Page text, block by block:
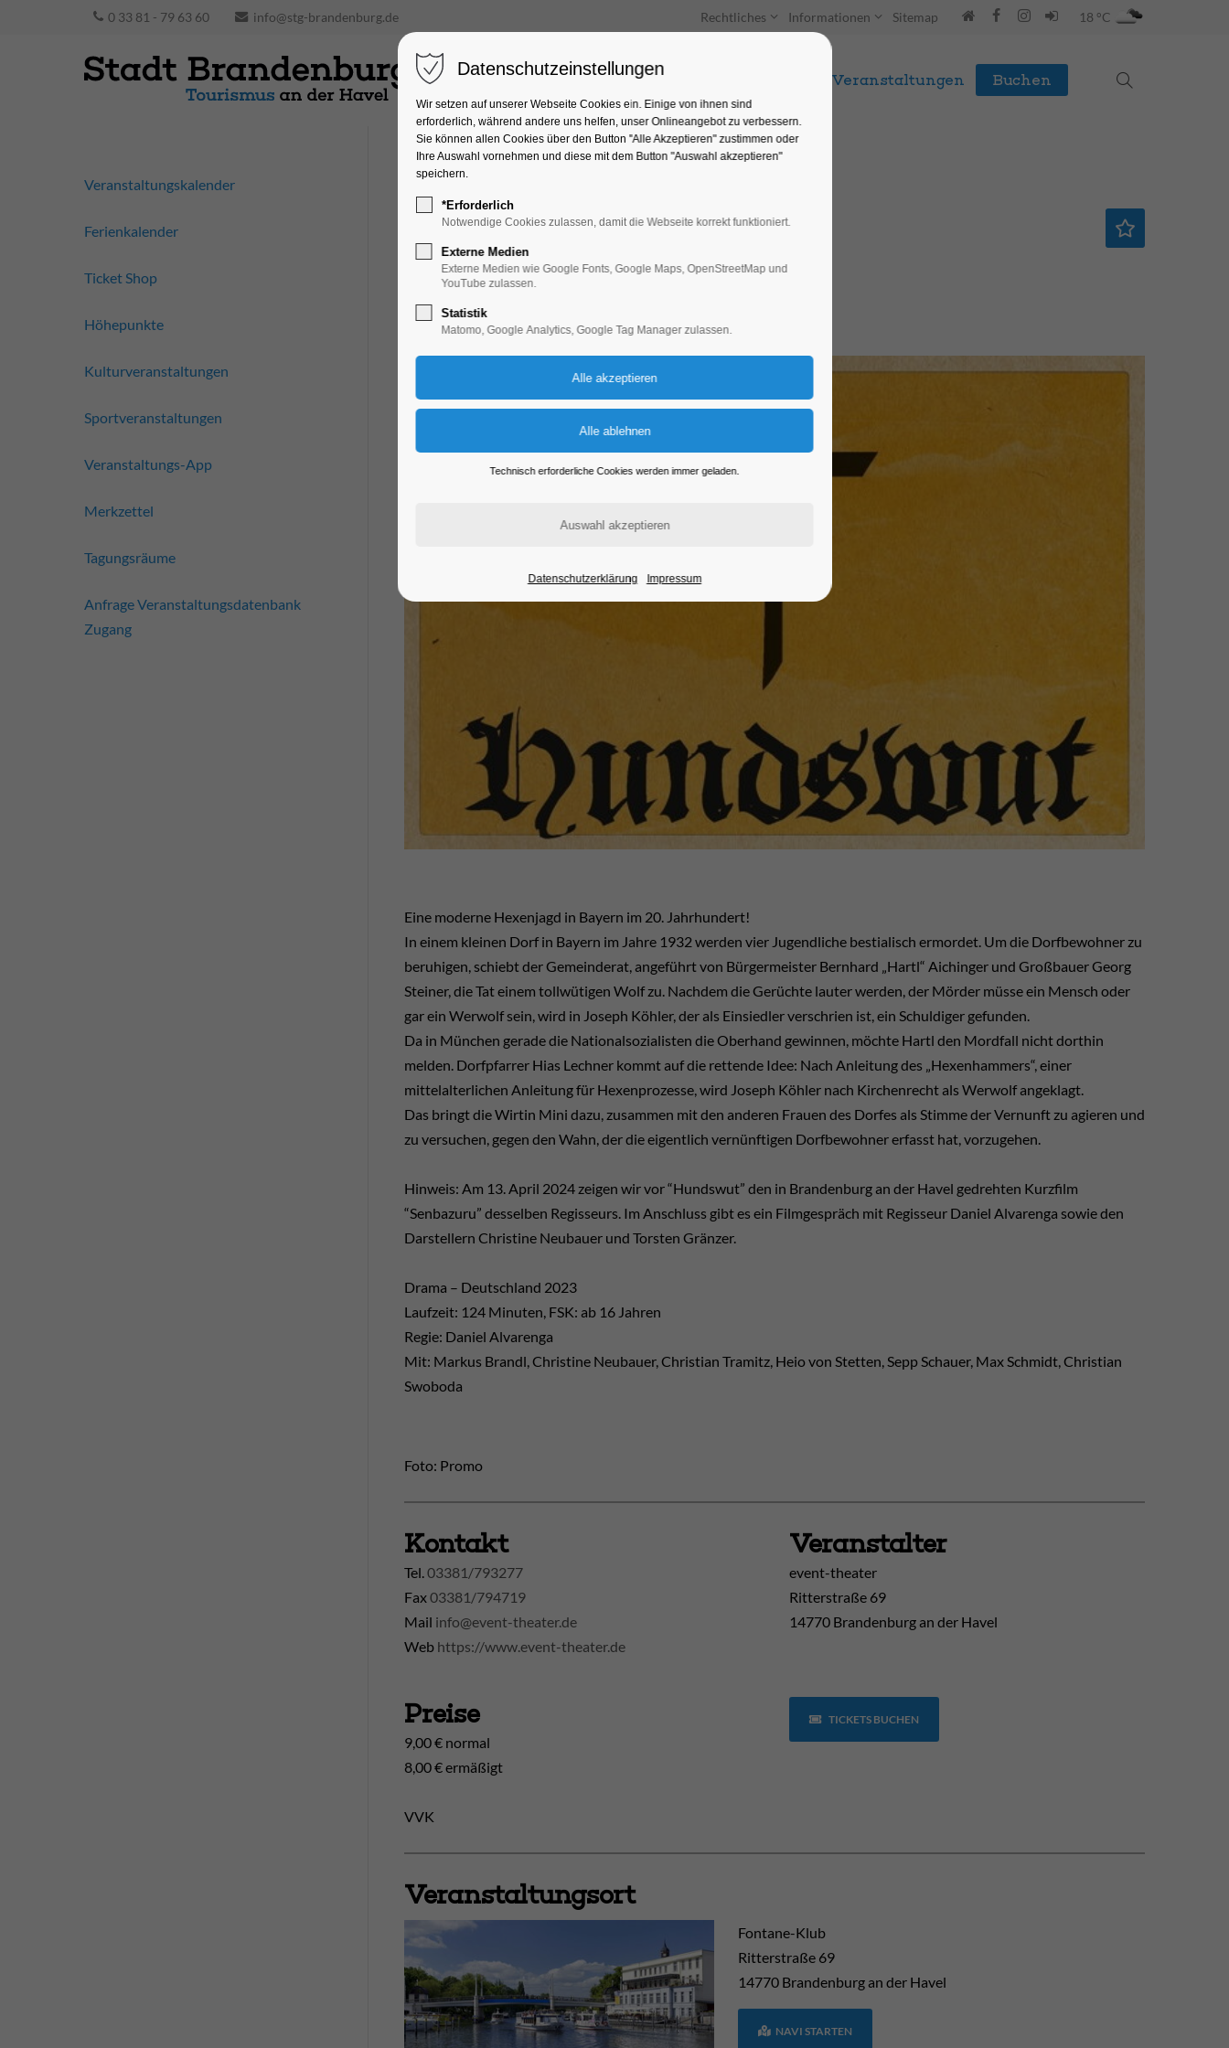
0 33 81 - 79 63 60 info@stg-brandenburg.de Rechtliches Informationen Sitemap 18 °C
Unterkünfte Entdecken & Erleben Veranstaltungen Buchen
Hundswut
Kino
14.04.2024, 17:00–19:00
Eine moderne Hexenjagd in Bayern im 20. Jahrhundert!
In einem kleinen Dorf in Bayern im Jahre 1932 werden vier Jugendliche bestialisch ermordet. Um die Dorfbewohner zu
beruhigen, schiebt der Gemeinderat, angeführt von Bürgermeister Bernhard „Hartl“ Aichinger und Großbauer Georg
Steiner, die Tat einem tollwütigen Wolf zu. Nachdem die Gerüchte lauter werden, der Mörder müsse ein Mensch oder
gar ein Werwolf sein, wird in Joseph Köhler, der als Einsiedler verschrien ist, ein Schuldiger gefunden.
Da in München gerade die Nationalsozialisten die Oberhand gewinnen, möchte Hartl den Mordfall nicht dorthin
melden. Dorfpfarrer Hias Lechner kommt auf die rettende Idee: Nach Anleitung des „Hexenhammers“, einer
mittelalterlichen Anleitung für Hexenprozesse, wird Joseph Köhler nach Kirchenrecht als Werwolf angeklagt.
Das bringt die Wirtin Mini dazu, zusammen mit den anderen Frauen des Dorfes als Stimme der Vernunft zu agieren und
zu versuchen, gegen den Wahn, der die eigentlich vernünftigen Dorfbewohner erfasst hat, vorzugehen.
Hinweis: Am 13. April 2024 zeigen wir vor “Hundswut” den in Brandenburg an der Havel gedrehten Kurzfilm
“Senbazuru” desselben Regisseurs. Im Anschluss gibt es ein Filmgespräch mit Regisseur Daniel Alvarenga sowie den
Darstellern Christine Neubauer und Torsten Gränzer.
Drama – Deutschland 2023
Laufzeit: 124 Minuten, FSK: ab 16 Jahren
Regie: Daniel Alvarenga
Mit: Markus Brandl, Christine Neubauer, Christian Tramitz, Heio von Stetten, Sepp Schauer, Max Schmidt, Christian
Swoboda
Foto: Promo
Kontakt
Tel. 03381/793277
Fax03381/794719
Mail info@event-theater.de
Web https://www.event-theater.de
Veranstalter
event-theater
Ritterstraße 69
14770 Brandenburg an der Havel
Preise
9,00 € normal
8,00 € ermäßigt
VVK
TICKETS BUCHEN
Veranstaltungsort
Fontane-Klub
Ritterstraße 69
14770 Brandenburg an der Havel
NAVI STARTEN
Veranstaltungskalender
Ferienkalender
Ticket Shop
Höhepunkte
Kulturveranstaltungen
Sportveranstaltungen
Veranstaltungs-App
Merkzettel
Tagungsräume
Anfrage Veranstaltungsdatenbank
Zugang
Datenschutzeinstellungen
Wir setzen auf unserer Webseite Cookies ein. Einige von ihnen sind
erforderlich, während andere uns helfen, unser Onlineangebot zu verbessern.
Sie können allen Cookies über den Button "Alle Akzeptieren" zustimmen oder
Ihre Auswahl vornehmen und diese mit dem Button "Auswahl akzeptieren"
speichern.
*Erforderlich
Notwendige Cookies zulassen, damit die Webseite korrekt funktioniert.
Externe Medien
Externe Medien wie Google Fonts, Google Maps, OpenStreetMap und
YouTube zulassen.
Statistik
Matomo, Google Analytics, Google Tag Manager zulassen.
Technisch erforderliche Cookies werden immer geladen.
Datenschutzerklärung Impressum